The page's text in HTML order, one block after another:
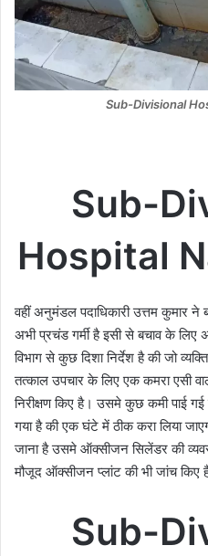
Sub-Divisional
Sub-
Hospital
वहीं अनुमंडल पदाधिकारी उत्तम कुमार ने
अभी प्रचंड गर्मी है इसी से बचाव के लिए
विभाग से कुछ दिशा निर्देश है की जो
तत्काल उपचार के लिए एक कमरा एसी
निरीक्षण किए है। उसमे कुछ कमी पाई
गया है की एक घंटे में ठीक करा लिया
जाना है उसमे ऑक्सीजन सिलेंडर की
मौजूद ऑक्सीजन प्लांट की भी जांच किए
Sub-